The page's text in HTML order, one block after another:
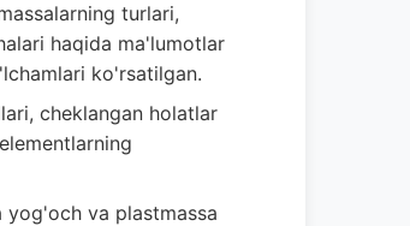
turlari,
haqida ma'lumotlar
ko'rsatilgan.
cheklangan holatlar
yog'och va plastmassa